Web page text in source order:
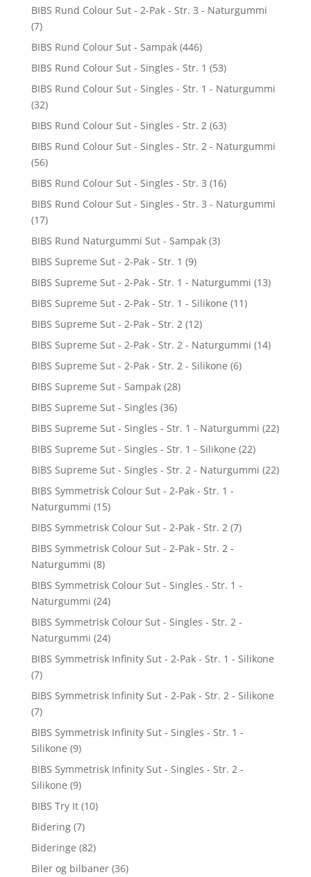
BIBS Rund Colour Sut - 2-Pak - Str. 3 - Naturgummi
(7)
BIBS Rund Colour Sut - Sampak (446)
BIBS Rund Colour Sut - Singles - Str. 1 (53)
BIBS Rund Colour Sut - Singles - Str. 1 - Naturgummi
(32)
BIBS Rund Colour Sut - Singles - Str. 2 (63)
BIBS Rund Colour Sut - Singles - Str. 2 - Naturgummi
(56)
BIBS Rund Colour Sut - Singles - Str. 3 (16)
BIBS Rund Colour Sut - Singles - Str. 3 - Naturgummi
(17)
BIBS Rund Naturgummi Sut - Sampak (3)
BIBS Supreme Sut - 2-Pak - Str. 1 (9)
BIBS Supreme Sut - 2-Pak - Str. 1 - Naturgummi (13)
BIBS Supreme Sut - 2-Pak - Str. 1 - Silikone (11)
BIBS Supreme Sut - 2-Pak - Str. 2 (12)
BIBS Supreme Sut - 2-Pak - Str. 2 - Naturgummi (14)
BIBS Supreme Sut - 2-Pak - Str. 2 - Silikone (6)
BIBS Supreme Sut - Sampak (28)
BIBS Supreme Sut - Singles (36)
BIBS Supreme Sut - Singles - Str. 1 - Naturgummi (22)
BIBS Supreme Sut - Singles - Str. 1 - Silikone (22)
BIBS Supreme Sut - Singles - Str. 2 - Naturgummi (22)
BIBS Symmetrisk Colour Sut - 2-Pak - Str. 1 -
Naturgummi (15)
BIBS Symmetrisk Colour Sut - 2-Pak - Str. 2 (7)
BIBS Symmetrisk Colour Sut - 2-Pak - Str. 2 -
Naturgummi (8)
BIBS Symmetrisk Colour Sut - Singles - Str. 1 -
Naturgummi (24)
BIBS Symmetrisk Colour Sut - Singles - Str. 2 -
Naturgummi (24)
BIBS Symmetrisk Infinity Sut - 2-Pak - Str. 1 - Silikone
(7)
BIBS Symmetrisk Infinity Sut - 2-Pak - Str. 2 - Silikone
(7)
BIBS Symmetrisk Infinity Sut - Singles - Str. 1 -
Silikone (9)
BIBS Symmetrisk Infinity Sut - Singles - Str. 2 -
Silikone (9)
BIBS Try It (10)
Bidering (7)
Bideringe (82)
Biler og bilbaner (36)